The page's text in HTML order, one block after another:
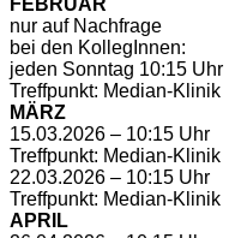
nur auf Nachfrage
bei den KollegInnen:
jeden Sonntag 10:15 Uhr
Treffpunkt: Median-Klinik
MÄRZ
15.03.2026 – 10:15 Uhr
Treffpunkt: Median-Klinik
22.03.2026 – 10:15 Uhr
Treffpunkt: Median-Klinik
APRIL